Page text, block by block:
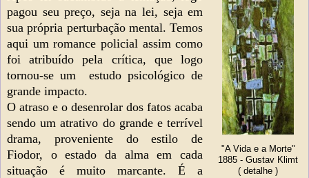
"A Vida e a Morte"
1885 - Gustav Klimt
( detalhe )
pagou seu preço, seja na lei, seja em
sua própria perturbação mental. Temos
aqui um romance policial assim como
foi atribuído pela crítica, que logo
tornou-se um estudo psicológico de
grande impacto.
O atraso e o desenrolar dos fatos acaba
sendo um atrativo do grande e terrível
drama, proveniente do estilo de
Fiodor, o estado da alma em cada
situação é muito marcante. É a